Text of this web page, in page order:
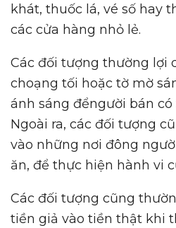
khát, thuốc lá, vé số hay
các cửa hàng nhỏ lẻ.
Các đối tượng thường lợi
choạng tối hoặc tờ mờ
ánh sáng đểngười bán
Ngoài ra, các đối tượng
vào những nơi đông
ăn, để thực hiện hành vi
Các đối tượng cũng
tiền giả vào tiền thật khi